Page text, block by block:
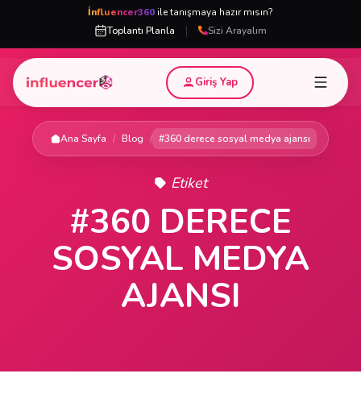
İnfluencer360 ile tanışmaya hazır mısın?
Toplantı Planla
| Sizi Arayalım
Giriş Yap
Ana Sayfa / Blog / #360 derece sosyal medya ajansı
Etiket
#360 DERECE
SOSYAL MEDYA
AJANSI